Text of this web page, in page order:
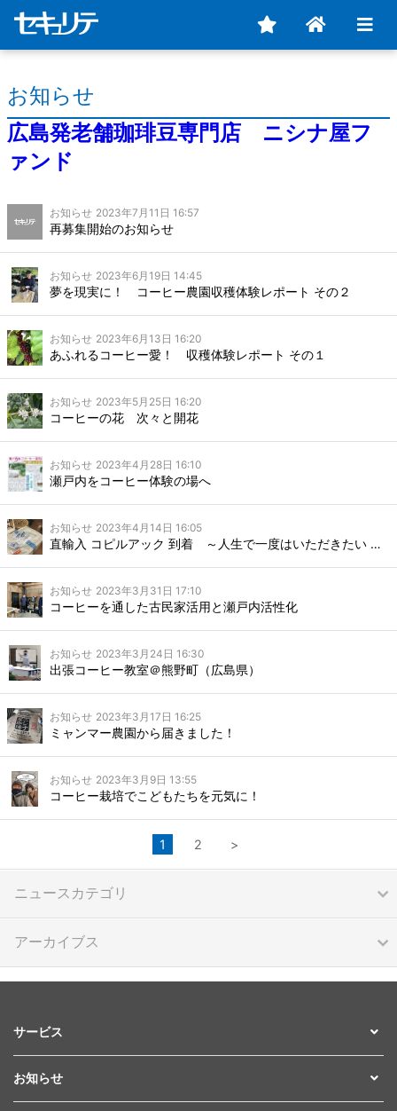
お知らせ
広島発老舗珈琲豆専門店 ニシナ屋フ
ァンド
お知らせ 2023年7月11日 16:57
再募集開始のお知らせ
お知らせ 2023年6月19日 14:45
夢を現実に！ コーヒー農園収穫体験レポート その２
お知らせ 2023年6月13日 16:20
あふれるコーヒー愛！ 収穫体験レポート その１
お知らせ 2023年5月25日 16:20
コーヒーの花 次々と開花
お知らせ 2023年4月28日 16:10
瀬戸内をコーヒー体験の場へ
お知らせ 2023年4月14日 16:05
直輸入 コピルアック 到着 ～人生で一度はいただきたい 憧れの一杯～
お知らせ 2023年3月31日 17:10
コーヒーを通した古民家活用と瀬戸内活性化
お知らせ 2023年3月24日 16:30
出張コーヒー教室＠熊野町（広島県）
お知らせ 2023年3月17日 16:25
ミャンマー農園から届きました！
お知らせ 2023年3月9日 13:55
コーヒー栽培でこどもたちを元気に！
1 2 >
ニュースカテゴリ
アーカイブス
サービス
お知らせ